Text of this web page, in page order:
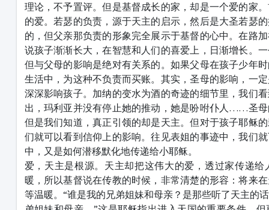
理论，不予置评。但是基督成长的家，却是一个爱的家
的爱。若瑟的负责，源于天主的启示，然后是大圣若瑟
的，但父亲那负责的形象完全展示于基督的心中。在路
说孩子渐渐长大，在智慧和人们的喜爱上，日渐增长。
但与父母的影响是绝对有关系的。如果父母在孩子少年
生活中，为这种不负责而买账。其实，圣母的影响，一
深深影响孩子。加纳的变水为酒的奇迹的细节里，我们
出，玛利亚并没有停止她的推动，她是吩咐仆人……圣
但是我们知道，真正引领的却是天主。但对于孩子耶稣
们就可以看到信仰上的影响。往见表姐的事迹中，我们
中，又是如何潜移默化地传递给小耶稣。
爱，天主是根源。天主却把这伟大的爱，透过家传递
暖，所以基督说在传教的时候，非常清楚的形容：将来
等温暖。“谁是我的兄弟姐妹和母亲？是那些听了天主的